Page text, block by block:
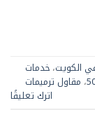
الكويت، خدمات
، مقاول ترميمات
اترك تعليقًا